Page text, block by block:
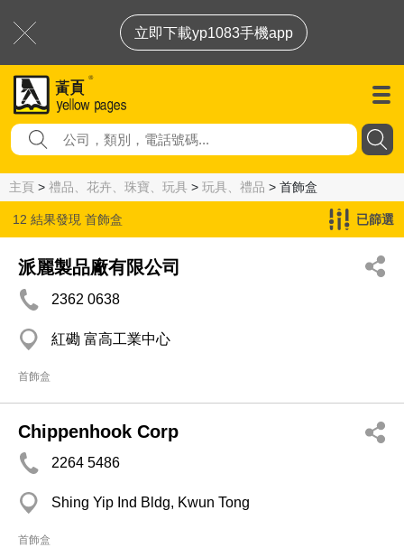
立即下載yp1083手機app
主頁 > 禮品、花卉、珠寶、玩具 > 玩具、禮品 > 首飾盒
12 結果發現 首飾盒 已篩選
派麗製品廠有限公司
2362 0638
紅磡 富高工業中心
首飾盒
Chippenhook Corp
2264 5486
Shing Yip Ind Bldg, Kwun Tong
首飾盒